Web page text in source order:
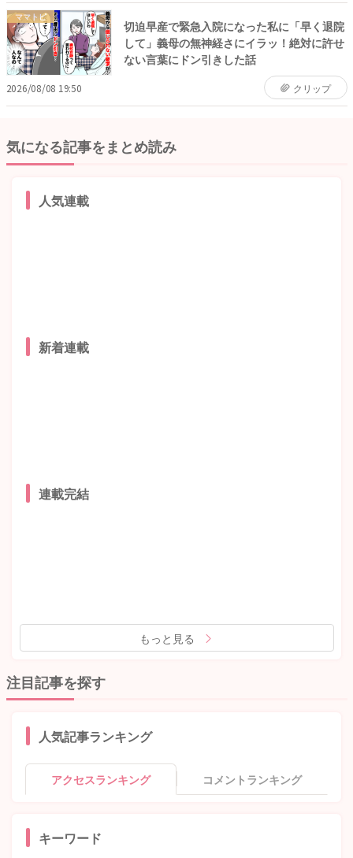
ママトピ
切迫早産で緊急入院になった私に「早く退院
して」義母の無神経さにイラッ！絶対に許せ
ない言葉にドン引きした話
2026/08/08 19:50 クリップ
気になる記事をまとめ読み
人気連載
新着連載
連載完結
もっと見る
注目記事を探す
人気記事ランキング
アクセスランキング コメントランキング
キーワード